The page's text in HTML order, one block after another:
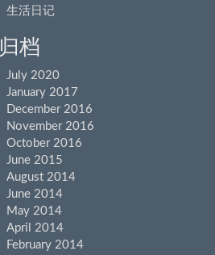
生活日记
归档
July 2020
January 2017
December 2016
November 2016
October 2016
June 2015
August 2014
June 2014
May 2014
April 2014
February 2014